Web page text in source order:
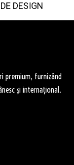
DESIGN
premium, furnizând
și internațional.